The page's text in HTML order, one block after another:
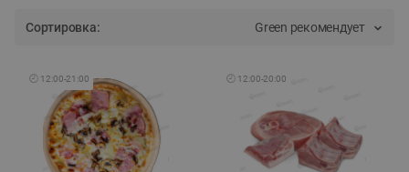
Сортировка: Green рекомендует
🕘 12:00-21:00 🕘 12:00-20:00